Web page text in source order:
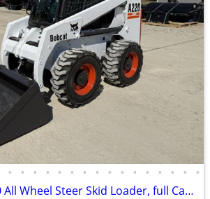
• • • • • • • • • • • • • • • •
2003 Bobcat A220 All Wheel Steer Skid Loader, full Cab, Hard to Find!!